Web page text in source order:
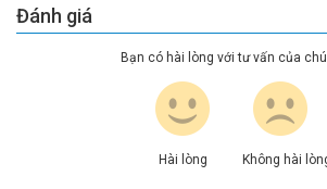
Đánh giá
Bạn có hài lòng với tư vấn của
Hài lòng Không hài